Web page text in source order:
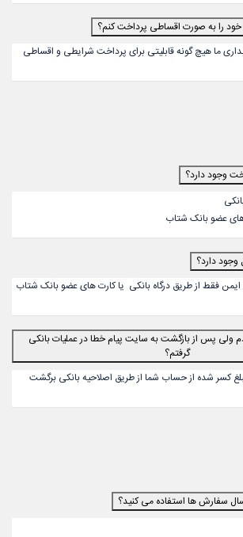
را به صورت اقساطی پرداخت کنم؟
ما هیچ گونه قابلیتی برای پرداخت شرایطی و اقساطی
وجود دارد؟
عضو بانک شتاب
دارد؟
فقط از طریق درگاه بانکی یا کارت های عضو بانک شتاب
ولی‌ پس از بازگشت به سایت پیام خطا در عملیات بانکی
گرفتم؟
کسر شده از حساب شما از طریق اصلاحیه بانکی برگشت
سفارش ها استفاده می کنید؟